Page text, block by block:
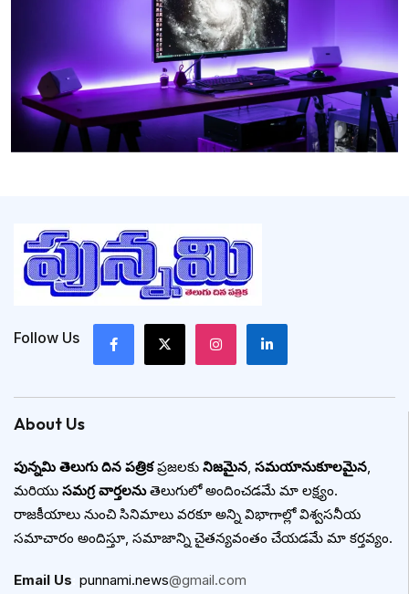
Follow Us
About Us
పున్నమి తెలుగు దిన పత్రికప్రజలకు నిజమైన, సమయానుకూలమైన,
మరియు సమగ్ర వార్తలనుతెలుగులో అందించడమే మా లక్ష్యం.
రాజకీయాలు నుంచి సినిమాలు వరకూ అన్ని విభాగాల్లో విశ్వసనీయ
సమాచారం అందిస్తూ, సమాజాన్ని చైతన్యవంతం చేయడమే మా కర్తవ్యం.
Email Us punnami.news@gmail.com